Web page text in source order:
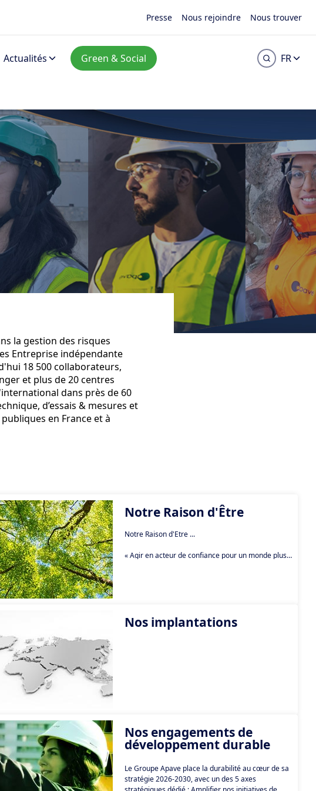
Presse Nous rejoindre Nous trouver
Actualités Green & Social FR
la gestion des risques
Entreprise indépendante
18 500 collaborateurs,
et plus de 20 centres
dans près de 60
d’essais & mesures et
en France et à
Notre Raison d'Être
Notre Raison d'Être ...
« Agir en acteur de confiance pour un monde plus
sûr, durable et porteur de progrès partagé. »
Nos implantations
Nos engagements de
développement durable
Le Groupe Apave place la durabilité au cœur de sa
stratégie 2026-2030, avec un des 5 axes